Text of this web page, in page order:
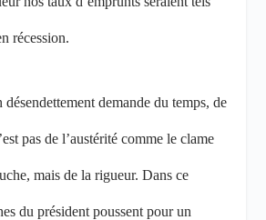
récession.
désendettement demande du temps, de
pas de l’austérité comme le clame
mais de la rigueur. Dans ce
du président poussent pour un